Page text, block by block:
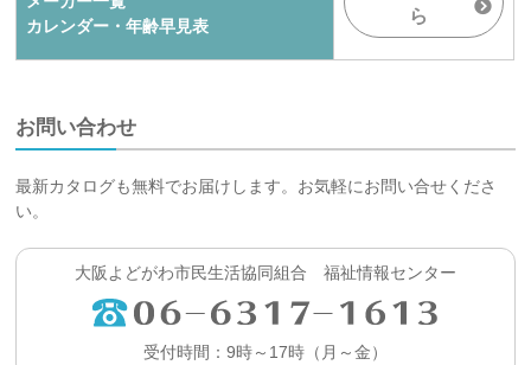
カレンダー・年齢早見表
ら
お問い合わせ
最新カタログも無料でお届けします。お気軽にお問い合せくださ
い。
大阪よどがわ市民生活協同組合 福祉情報センター
受付時間：9時～17時（月～金）